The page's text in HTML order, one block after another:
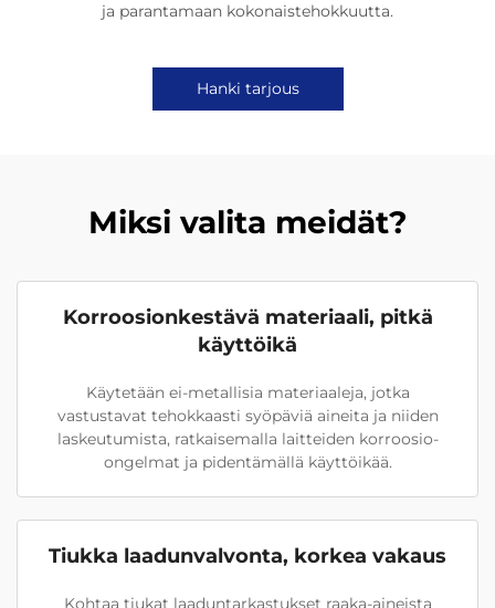
ja parantamaan kokonaistehokkuutta.
Hanki tarjous
Miksi valita meidät?
Korroosionkestävä materiaali, pitkä
käyttöikä
Käytetään ei-metallisia materiaaleja, jotka
vastustavat tehokkaasti syöpäviä aineita ja niiden
laskeutumista, ratkaisemalla laitteiden korroosio-
ongelmat ja pidentämällä käyttöikää.
Tiukka laadunvalvonta, korkea vakaus
Kohtaa tiukat laaduntarkastukset raaka-aineista